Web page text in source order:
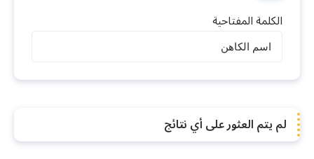
الكلمة المفتاحية
البطاركة
والاساقفة
لم يتم العثور على أي نتائج